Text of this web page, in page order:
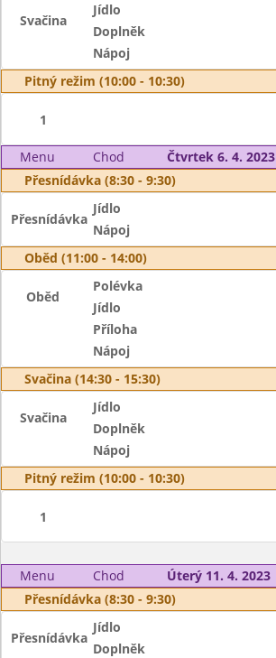
Svačina
Jídlo
Doplněk
Nápoj
Pitný režim (10:00 - 10:30)
1
Menu Chod
Čtvrtek 6. 4. 2023
Přesnídávka (8:30 - 9:30)
Přesnídávka
Jídlo
Nápoj
Oběd (11:00 - 14:00)
Oběd
Polévka
Jídlo
Příloha
Nápoj
Svačina (14:30 - 15:30)
Svačina
Jídlo
Doplněk
Nápoj
Pitný režim (10:00 - 10:30)
1
Menu Chod
Úterý 11. 4. 2023
Přesnídávka (8:30 - 9:30)
Přesnídávka
Jídlo
Doplněk